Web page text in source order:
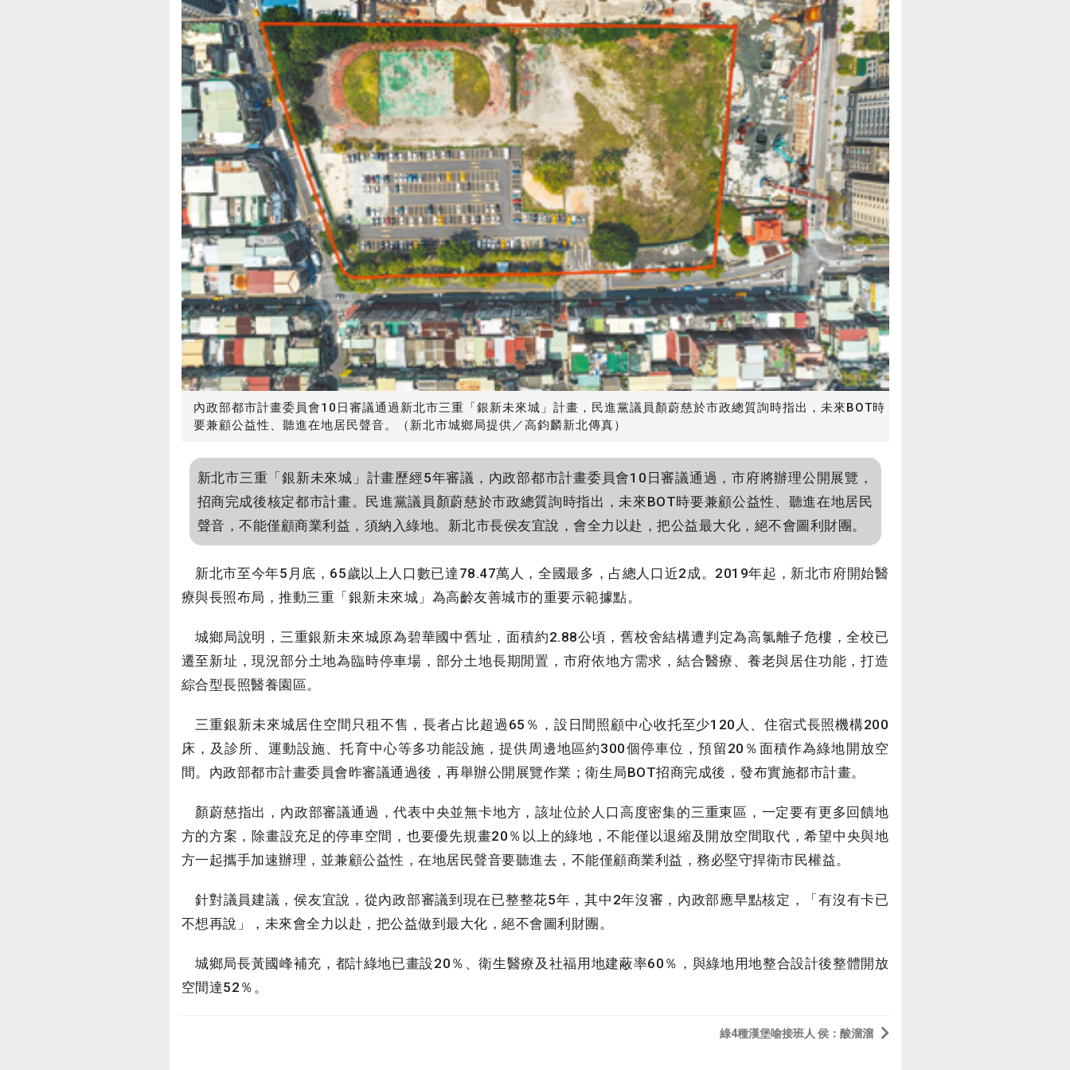
內政部都市計畫委員會10日審議通過新北市三重「銀新未來城」計畫，民進黨議員顏蔚慈於市政總質詢時指出，未來BOT時
要兼顧公益性、聽進在地居民聲音。（新北市城鄉局提供／高鈞麟新北傳真）
新北市三重「銀新未來城」計畫歷經5年審議，內政部都市計畫委員會10日審議通過，市府將辦理公開展覽，
招商完成後核定都市計畫。民進黨議員顏蔚慈於市政總質詢時指出，未來BOT時要兼顧公益性、聽進在地居民
聲音，不能僅顧商業利益，須納入綠地。新北市長侯友宜說，會全力以赴，把公益最大化，絕不會圖利財團。
新北市至今年5月底，65歲以上人口數已達78.47萬人，全國最多，占總人口近2成。2019年起，新北市府開始醫
療與長照布局，推動三重「銀新未來城」為高齡友善城市的重要示範據點。
城鄉局說明，三重銀新未來城原為碧華國中舊址，面積約2.88公頃，舊校舍結構遭判定為高氯離子危樓，全校已
遷至新址，現況部分土地為臨時停車場，部分土地長期閒置，市府依地方需求，結合醫療、養老與居住功能，打造
綜合型長照醫養園區。
三重銀新未來城居住空間只租不售，長者占比超過65％，設日間照顧中心收托至少120人、住宿式長照機構200
床，及診所、運動設施、托育中心等多功能設施，提供周邊地區約300個停車位，預留20％面積作為綠地開放空
間。內政部都市計畫委員會昨審議通過後，再舉辦公開展覽作業；衛生局BOT招商完成後，發布實施都市計畫。
顏蔚慈指出，內政部審議通過，代表中央並無卡地方，該址位於人口高度密集的三重東區，一定要有更多回饋地
方的方案，除畫設充足的停車空間，也要優先規畫20％以上的綠地，不能僅以退縮及開放空間取代，希望中央與地
方一起攜手加速辦理，並兼顧公益性，在地居民聲音要聽進去，不能僅顧商業利益，務必堅守捍衛市民權益。
針對議員建議，侯友宜說，從內政部審議到現在已整整花5年，其中2年沒審，內政部應早點核定，「有沒有卡已
不想再說」，未來會全力以赴，把公益做到最大化，絕不會圖利財團。
城鄉局長黃國峰補充，都計綠地已畫設20％、衛生醫療及社福用地建蔽率60％，與綠地用地整合設計後整體開放
空間達52％。
綠4種漢堡喻接班人 侯：酸溜溜